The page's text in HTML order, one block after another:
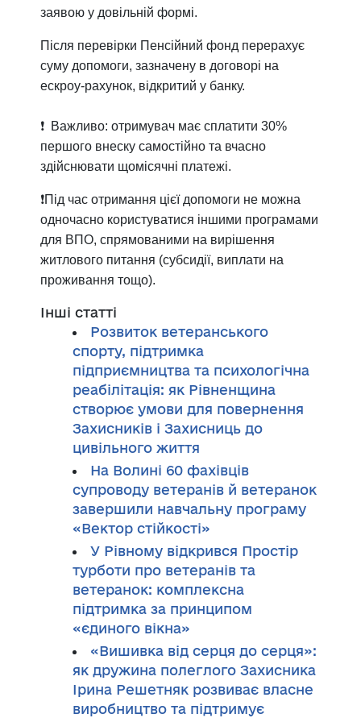
заявою у довільній формі.
Після перевірки Пенсійний фонд перерахує
суму допомоги, зазначену в договорі на
ескроу-рахунок, відкритий у банку.
❗️ Важливо: отримувач має сплатити 30%
першого внеску самостійно та вчасно
здійснювати щомісячні платежі.
❗️Під час отримання цієї допомоги не можна
одночасно користуватися іншими програмами
для ВПО, спрямованими на вирішення
житлового питання (субсидії, виплати на
проживання тощо).
Інші статті
Розвиток ветеранського
спорту, підтримка
підприємництва та психологічна
реабілітація: як Рівненщина
створює умови для повернення
Захисників і Захисниць до
цивільного життя
На Волині 60 фахівців
супроводу ветеранів й ветеранок
завершили навчальну програму
«Вектор стійкості»
У Рівному відкрився Простір
турботи про ветеранів та
ветеранок: комплексна
підтримка за принципом
«єдиного вікна»
«Вишивка від серця до серця»:
як дружина полеглого Захисника
Ірина Решетняк розвиває власне
виробництво та підтримує